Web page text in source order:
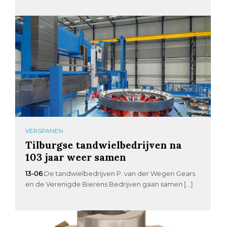
VERSPANEN
Tilburgse tandwielbedrijven na
103 jaar weer samen
13-06 De tandwielbedrijven P. van der Wegen Gears
en de Verenigde Bierens Bedrijven gaan samen […]